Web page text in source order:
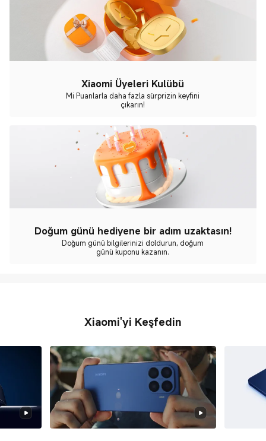
Xiaomi Üyeleri Kulübü
Mi Puanlarla daha fazla sürprizin keyfini
çıkarın!
Doğum günü hediyene bir adım uzaktasın!
Doğum günü bilgilerinizi doldurun, doğum
günü kuponu kazanın.
Xiaomi'yi Keşfedin